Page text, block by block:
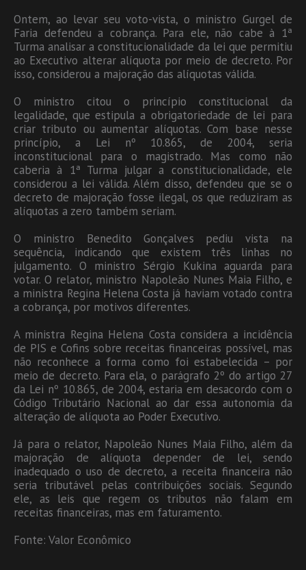
Ontem, ao levar seu voto-vista, o ministro Gurgel de
Faria defendeu a cobrança. Para ele, não cabe à 1ª
Turma analisar a constitucionalidade da lei que permitiu
ao Executivo alterar alíquota por meio de decreto. Por
isso, considerou a majoração das alíquotas válida.
O ministro citou o princípio constitucional da
legalidade, que estipula a obrigatoriedade de lei para
criar tributo ou aumentar alíquotas. Com base nesse
princípio, a Lei nº 10.865, de 2004, seria
inconstitucional para o magistrado. Mas como não
caberia à 1ª Turma julgar a constitucionalidade, ele
considerou a lei válida. Além disso, defendeu que se o
decreto de majoração fosse ilegal, os que reduziram as
alíquotas a zero também seriam.
O ministro Benedito Gonçalves pediu vista na
sequência, indicando que existem três linhas no
julgamento. O ministro Sérgio Kukina aguarda para
votar. O relator, ministro Napoleão Nunes Maia Filho, e
a ministra Regina Helena Costa já haviam votado contra
a cobrança, por motivos diferentes.
A ministra Regina Helena Costa considera a incidência
de PIS e Cofins sobre receitas financeiras possível, mas
não reconhece a forma como foi estabelecida – por
meio de decreto. Para ela, o parágrafo 2º do artigo 27
da Lei nº 10.865, de 2004, estaria em desacordo com o
Código Tributário Nacional ao dar essa autonomia da
alteração de alíquota ao Poder Executivo.
Já para o relator, Napoleão Nunes Maia Filho, além da
majoração de alíquota depender de lei, sendo
inadequado o uso de decreto, a receita financeira não
seria tributável pelas contribuições sociais. Segundo
ele, as leis que regem os tributos não falam em
receitas financeiras, mas em faturamento.
Fonte: Valor Econômico